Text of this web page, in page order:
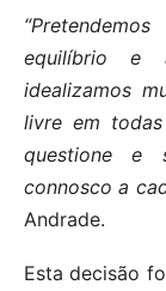
equilíbrio e
idealizamos
livre em
questione e
connosco a
Andrade.
Esta decisão